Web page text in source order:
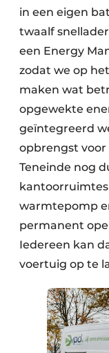
in een eigen
twaalf
een Energy
zodat we op
maken wat
opgewekte
geïntegreerd
opbrengst voor
Teneinde nog
warmtepomp
permanent
Iedereen kan
voertuig op te